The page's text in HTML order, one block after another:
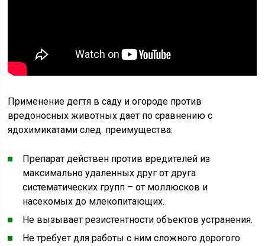
Применение дегтя в саду и огороде против
вредоносных животных дает по сравнению с
ядохимикатами след. преимущества:
Препарат действен против вредителей из
максимально удаленных друг от друга
систематических групп – от моллюсков и
насекомых до млекопитающих.
Не вызывает резистентности объектов устранения.
Не требует для работы с ним сложного дорогого